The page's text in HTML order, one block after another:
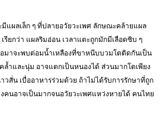
มีแผลเล็ก ๆ ที่ปลายอวัยวะเพศ ลักษณะคล้ายแผล
รียกว่า แผลริมอ่อน เวลาแตะถูกมักมีเลือดซิบ ๆ
มาจะพบต่อมน้ำเหลืองที่ขาหนีบบวมโตติดกันเป็น
ำและนุ่ม อาจแตกเป็นหนองได้ ส่วนมากโตเพียง
วสั่น เบื่ออาหารร่วมด้วย ถ้าไม่ได้รับการรักษาที่ถูก
คนอาจเป็นมากจนอวัยวะเพศแหว่งหายได้ คนไทย